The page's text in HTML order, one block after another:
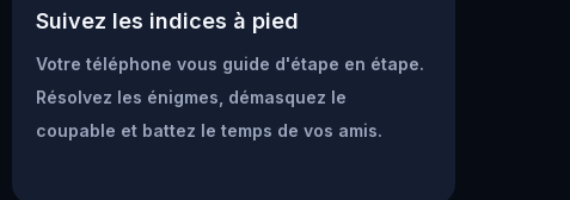
Suivez les indices à pied
Votre téléphone vous guide d'étape en étape.
Résolvez les énigmes, démasquez le
coupable et battez le temps de vos amis.